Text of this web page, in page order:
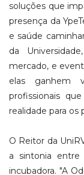
soluções que
presença da
e saúde
da
mercado, e
elas ganhem
profissionais
realidade para os
O Reitor da
a sintonia
incubadora. "A